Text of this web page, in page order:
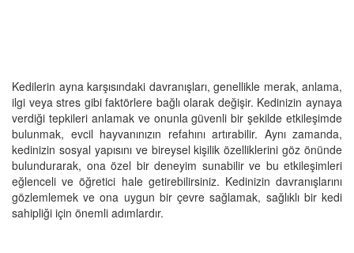
Kedilerin ayna karşısındaki davranışları, genellikle merak, anlama,
ilgi veya stres gibi faktörlere bağlı olarak değişir. Kedinizin aynaya
verdiği tepkileri anlamak ve onunla güvenli bir şekilde etkileşimde
bulunmak, evcil hayvanınızın refahını artırabilir. Aynı zamanda,
kedinizin sosyal yapısını ve bireysel kişilik özelliklerini göz önünde
bulundurarak, ona özel bir deneyim sunabilir ve bu etkileşimleri
eğlenceli ve öğretici hale getirebilirsiniz. Kedinizin davranışlarını
gözlemlemek ve ona uygun bir çevre sağlamak, sağlıklı bir kedi
sahipliği için önemli adımlardır.